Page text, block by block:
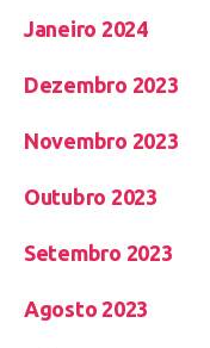
Janeiro 2024
Dezembro 2023
Novembro 2023
Outubro 2023
Setembro 2023
Agosto 2023